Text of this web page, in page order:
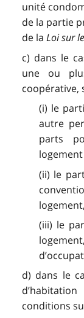
unité
de la partie
de la Loi sur
c) dans le
une ou
coopérative,
(i) le
autre
parts
(ii) le
logement,
(iii) le
d) dans le
conditions